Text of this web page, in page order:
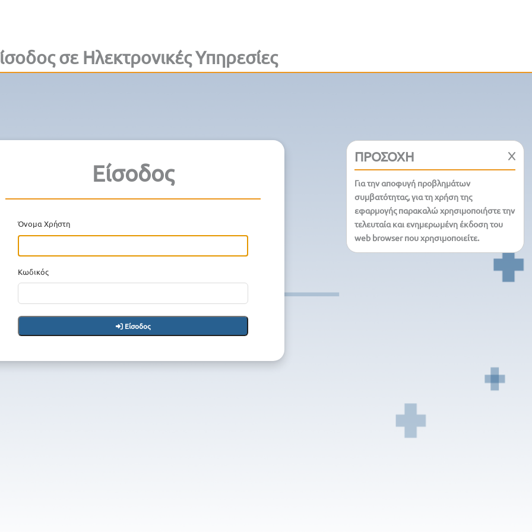
σε Ηλεκτρονικές Υπηρεσίες
ΠΡΟΣΟΧΗ
Για την αποφυγή προβλημάτων
συμβατότητας, για τη χρήση της
εφαρμογής παρακαλώ χρησιμοποιήστε την
τελευταία και ενημερωμένη έκδοση του
web browser που χρησιμοποιείτε.
Είσοδος
Όνομα Χρήστη
Κωδικός
Είσοδος